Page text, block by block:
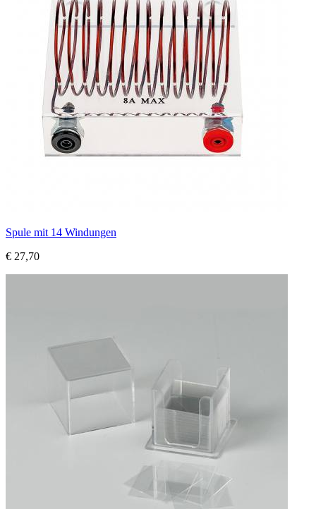
Spule mit 14 Windungen
€ 27,70